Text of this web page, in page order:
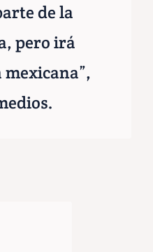
de la
pero irá
mexicana”,